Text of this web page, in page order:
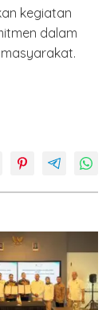
kegiatan
dalam